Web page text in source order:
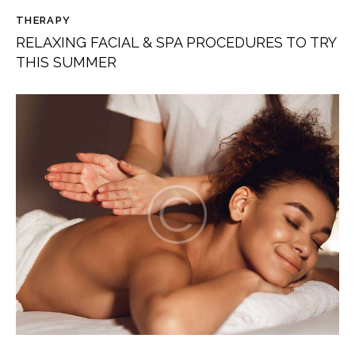
THERAPY
RELAXING FACIAL & SPA PROCEDURES TO TRY
THIS SUMMER